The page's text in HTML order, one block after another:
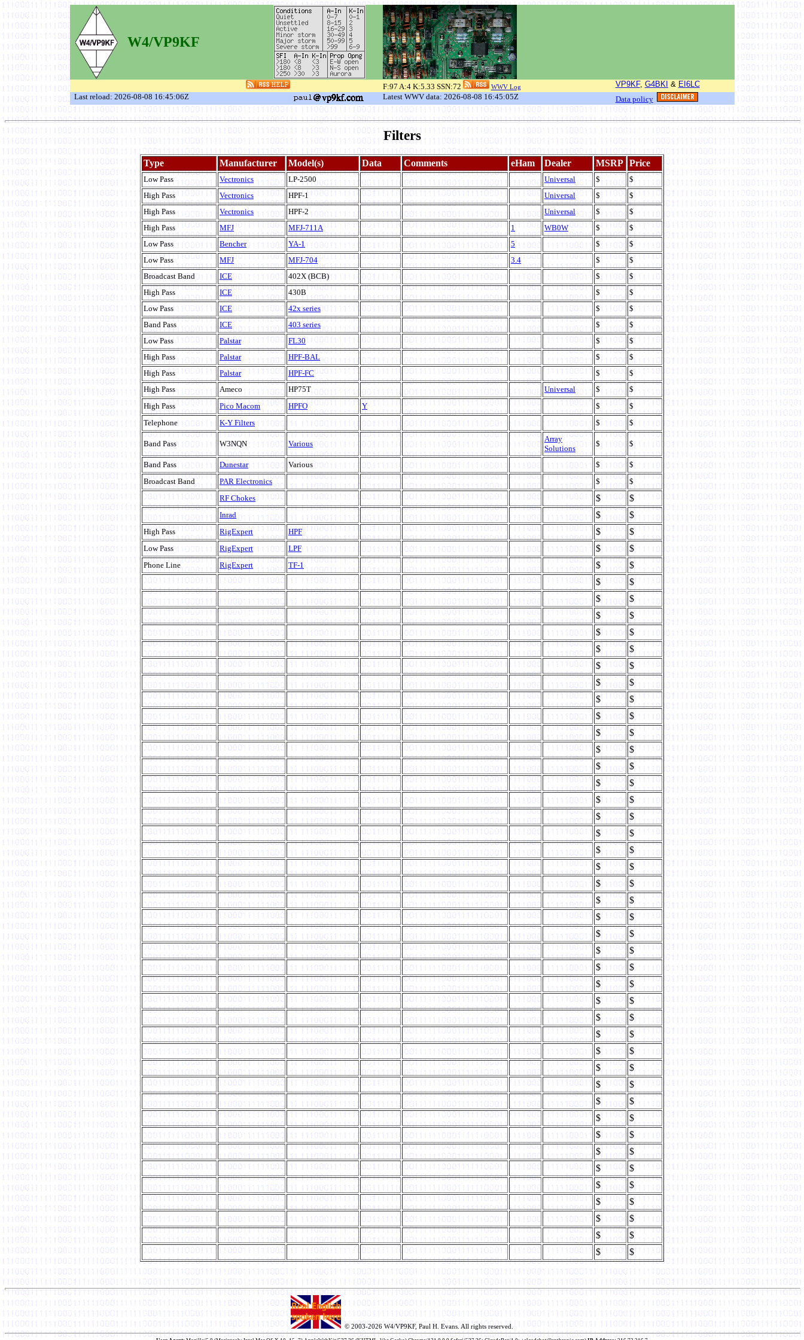
W4/VP9KF
F:97 A:4 K:5.33 SSN:72 WWV Log VP9KF, G4BKI & EI6LC
Last reload: 2026-08-08 16:45:06Z
Latest WWV data: 2026-08-08 16:45:05Z Data policy
Filters
Type Manufacturer Model(s) Data Comments eHam Dealer MSRP Price
Low Pass Vectronics LP-2500 Universal $
$
High Pass
Vectronics HPF-1 Universal $
$
High Pass
Vectronics HPF-2 Universal $
$
High Pass
MFJ MFJ-711A 1 WB0W $
$
Low Pass
Bencher YA-1 5 $
$
Low Pass
MFJ MFJ-704 3.4 $
$
Broadcast Band
ICE 402X (BCB) $
$
High Pass
ICE 430B $
$
Low Pass
ICE 42x series $
$
Band Pass
ICE 403 series $
$
Low Pass
Palstar FL30 $
$
High Pass
Palstar HPF-BAL $
$
High Pass
Palstar HPF-FC $
$
High Pass
Ameco HP75T Universal $
$
High Pass
Pico Macom HPFO Y $
$
Telephone
K-Y Filters $ $
Band Pass W3NQN Various
Array
Solutions
$ $
Band Pass Dunestar Various $
$
Broadcast Band
PAR Electronics $
$
RF Chokes
$ $
Inrad $ $
High Pass RigExpert HPF $ $
Low Pass RigExpert LPF $ $
Phone Line RigExpert TF-1 $
$
$
$
$
$
$
$
$
$
$
$
$
$
$
$
$
$
$
$
$
$
$
$
$
$
$
$
$
$
$
$
$
$
$
$
$
$
$
$
$
$
$
$
$
$
$
$
$
$
$
$
$
$
$
$
$
$
$
$
$
$
$
$
$
$
$
$
$
$
$
$
$
$
$
$
$
$
$
$
$
$
$
$
© 2003-2026 W4/VP9KF, Paul H. Evans. All rights reserved.